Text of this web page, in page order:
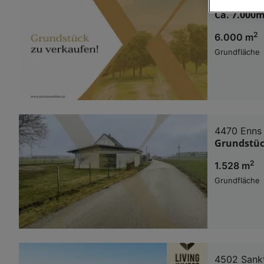
Ca.
6.000 m2
Grundfläche
4470 Enns
1.528 m2
Grundfläche
4502
Wir und
Verwendung